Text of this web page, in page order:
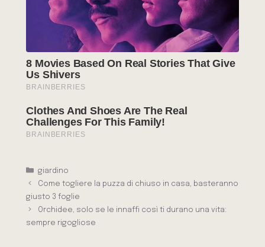
Categorie
giardino
Come togliere la puzza di chiuso in casa, basteranno
giusto 3 foglie
Orchidee, solo se le innaffi così ti durano una vita:
sempre rigogliose